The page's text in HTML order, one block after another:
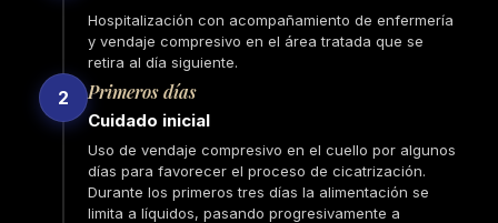
Hospitalización con acompañamiento de enfermería
y vendaje compresivo en el área tratada que se
retira al día siguiente.
2 Primeros días
Cuidado inicial
Uso de vendaje compresivo en el cuello por algunos
días para favorecer el proceso de cicatrización.
Durante los primeros tres días la alimentación se
limita a líquidos, pasando progresivamente a